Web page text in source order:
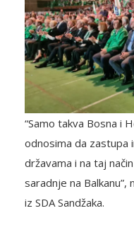
“Samo takva Bosna i
odnosima da zastupa
državama i na taj
saradnje na
iz SDA Sandžaka.